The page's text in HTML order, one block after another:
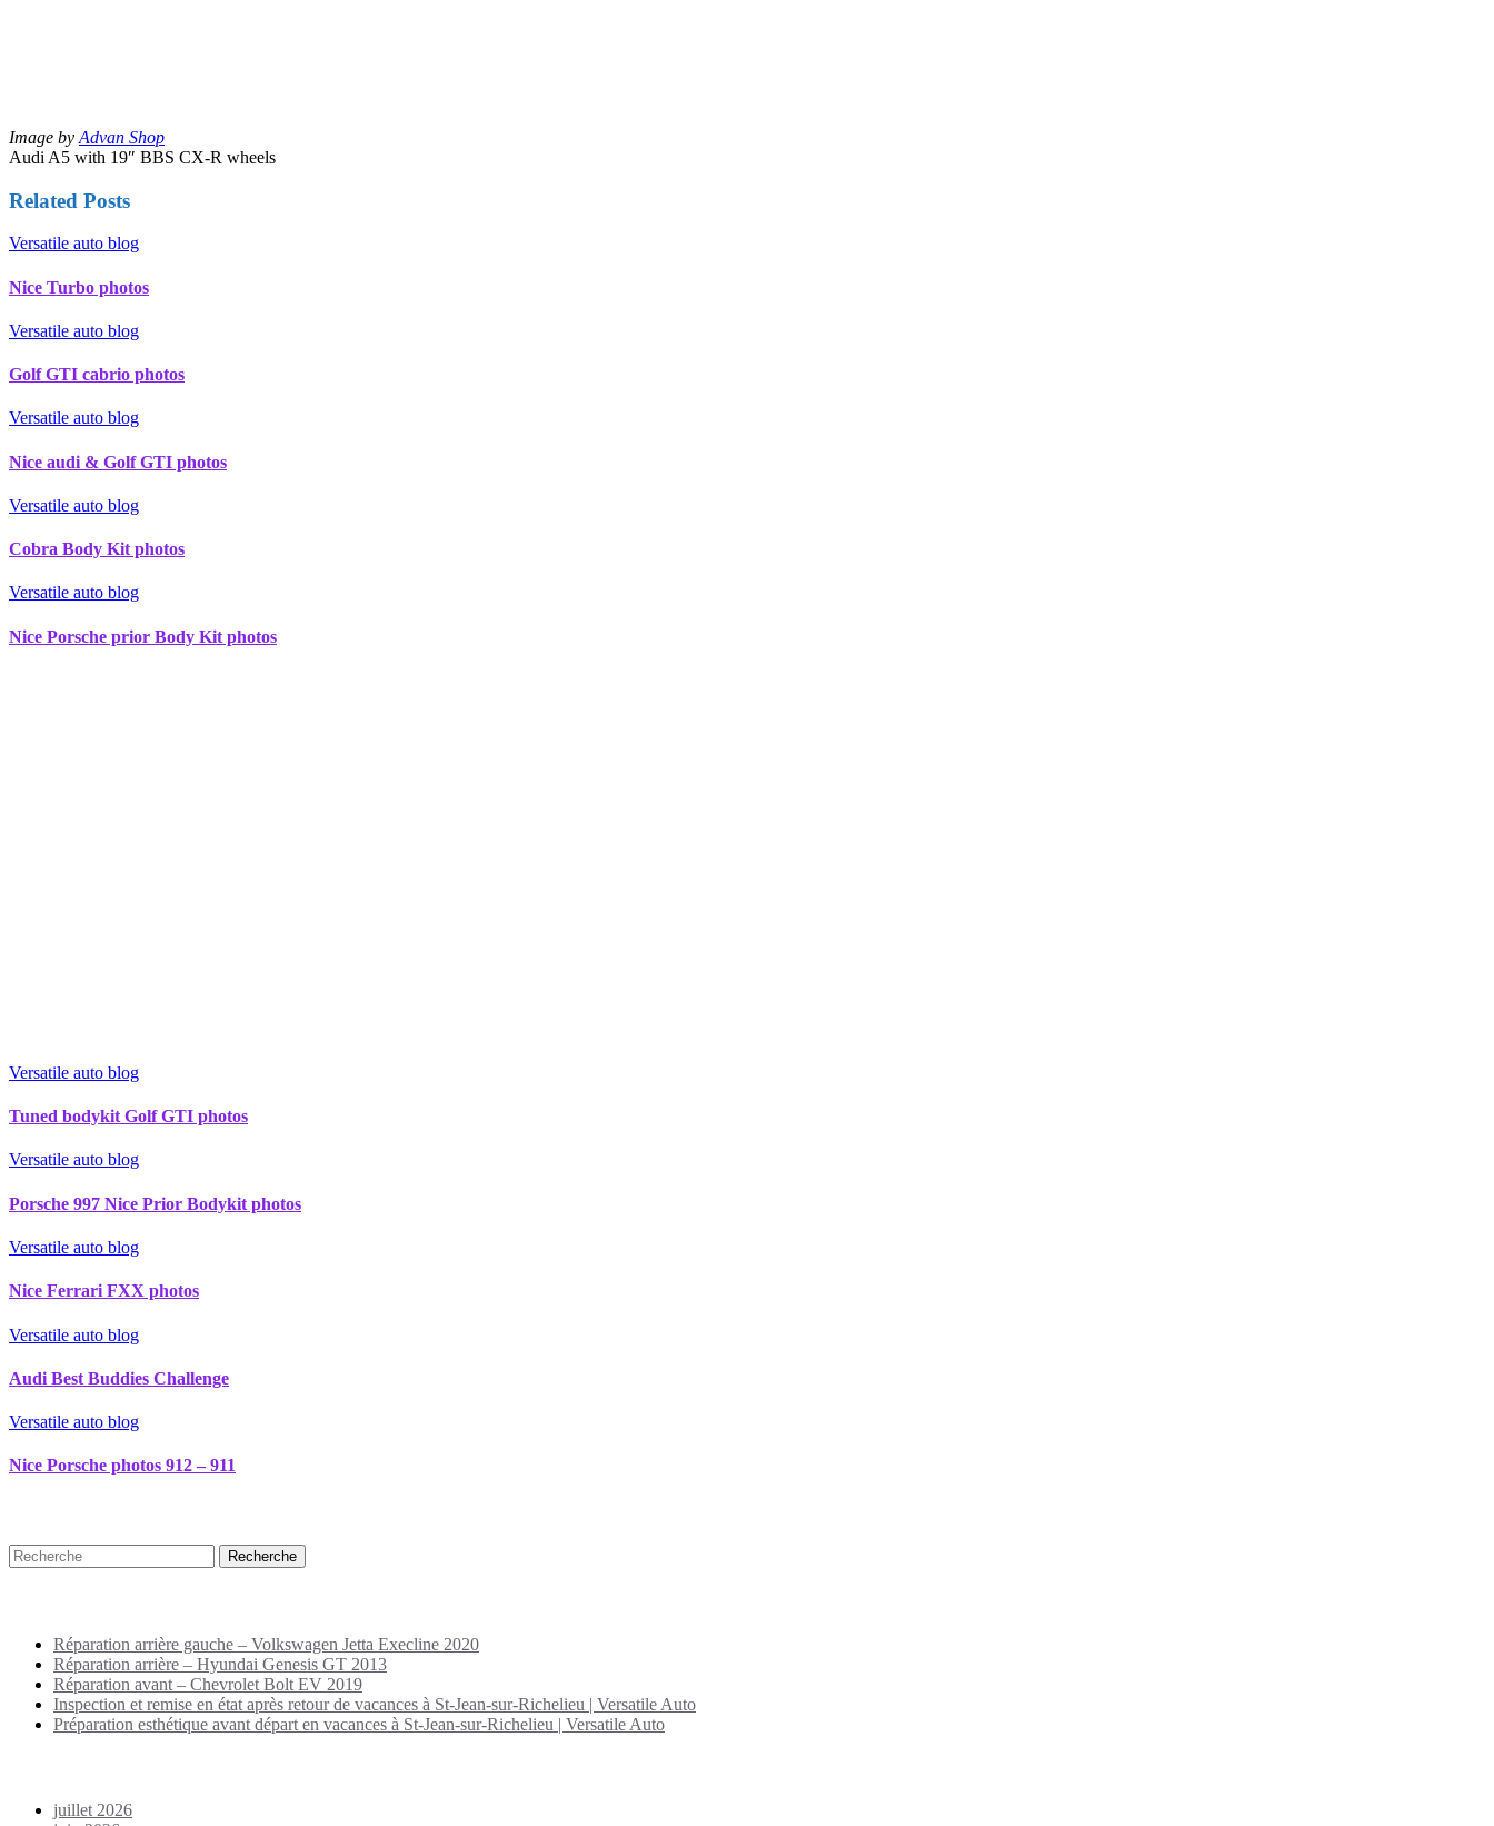
Image by Advan Shop
Audi A5 with 19″ BBS CX-R wheels
Related Posts
Versatile auto blog
Nice Turbo photos
Versatile auto blog
Golf GTI cabrio photos
Versatile auto blog
Nice audi & Golf GTI photos
Versatile auto blog
Cobra Body Kit photos
Versatile auto blog
Nice Porsche prior Body Kit photos
Versatile auto blog
Tuned bodykit Golf GTI photos
Versatile auto blog
Porsche 997 Nice Prior Bodykit photos
Versatile auto blog
Nice Ferrari FXX photos
Versatile auto blog
Audi Best Buddies Challenge
Versatile auto blog
Nice Porsche photos 912 – 911
Réparation arrière gauche – Volkswagen Jetta Execline 2020
Réparation arrière – Hyundai Genesis GT 2013
Réparation avant – Chevrolet Bolt EV 2019
Inspection et remise en état après retour de vacances à St-Jean-sur-Richelieu | Versatile Auto
Préparation esthétique avant départ en vacances à St-Jean-sur-Richelieu | Versatile Auto
juillet 2026